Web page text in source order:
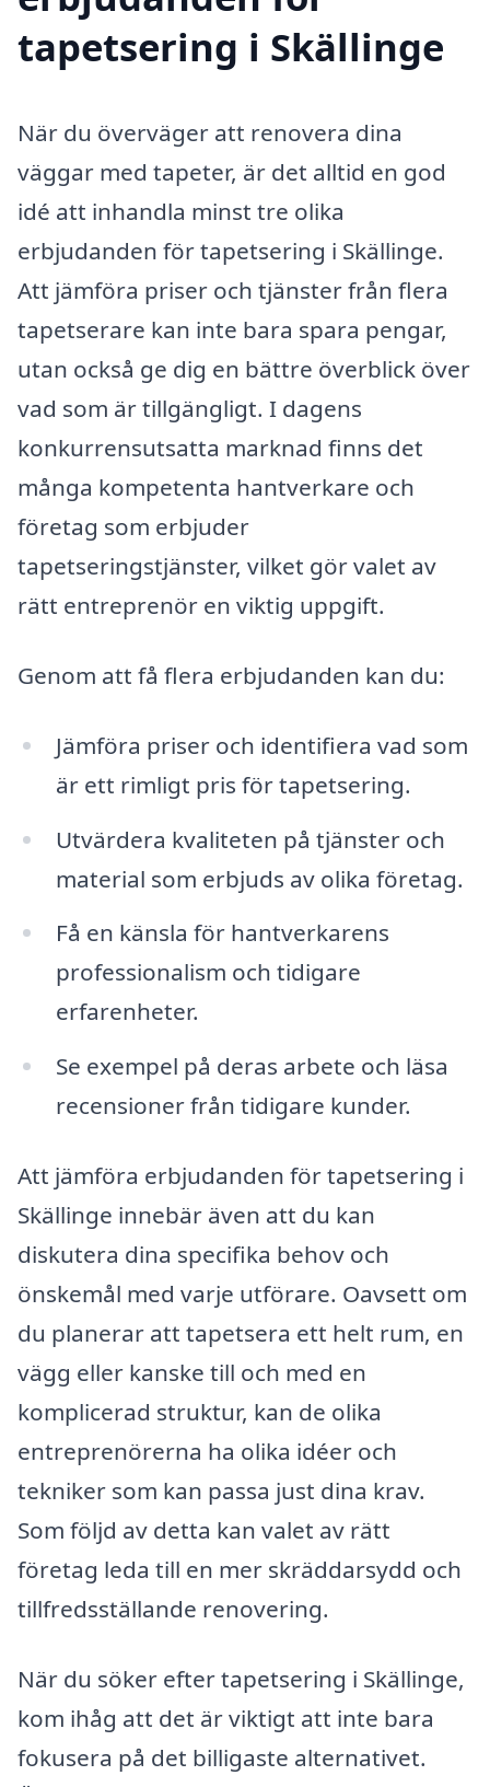
tapetsering i Skällinge
När du överväger att renovera dina
väggar med tapeter, är det alltid en god
idé att inhandla minst tre olika
erbjudanden för tapetsering i Skällinge.
Att jämföra priser och tjänster från flera
tapetserare kan inte bara spara pengar,
utan också ge dig en bättre överblick över
vad som är tillgängligt. I dagens
konkurrensutsatta marknad finns det
många kompetenta hantverkare och
företag som erbjuder
tapetseringstjänster, vilket gör valet av
rätt entreprenör en viktig uppgift.
Genom att få flera erbjudanden kan du:
Jämföra priser och identifiera vad som
är ett rimligt pris för tapetsering.
Utvärdera kvaliteten på tjänster och
material som erbjuds av olika företag.
Få en känsla för hantverkarens
professionalism och tidigare
erfarenheter.
Se exempel på deras arbete och läsa
recensioner från tidigare kunder.
Att jämföra erbjudanden för tapetsering i
Skällinge innebär även att du kan
diskutera dina specifika behov och
önskemål med varje utförare. Oavsett om
du planerar att tapetsera ett helt rum, en
vägg eller kanske till och med en
komplicerad struktur, kan de olika
entreprenörerna ha olika idéer och
tekniker som kan passa just dina krav.
Som följd av detta kan valet av rätt
företag leda till en mer skräddarsydd och
tillfredsställande renovering.
När du söker efter tapetsering i Skällinge,
kom ihåg att det är viktigt att inte bara
fokusera på det billigaste alternativet.